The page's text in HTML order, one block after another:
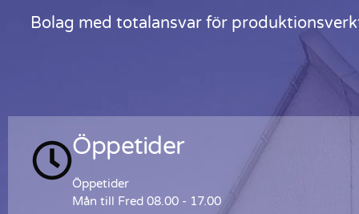
Bolag med totalansvar för
Öppetider
Öppetider
Mån till Fred 08.00 - 17.00